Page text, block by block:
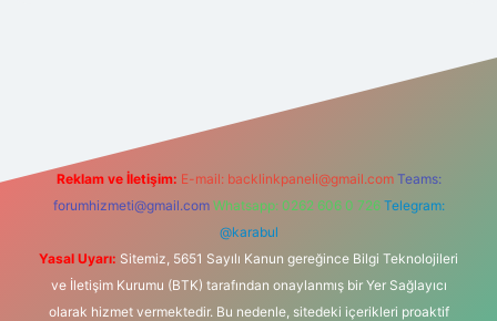
Reklam ve İletişim: E-mail: backlinkpaneli@gmail.com Teams:
forumhizmeti@gmail.com Whatsapp: 0262 606 0 726 Telegram:
@karabul
Yasal Uyarı: Sitemiz, 5651 Sayılı Kanun gereğince Bilgi Teknolojileri
ve İletişim Kurumu (BTK) tarafından onaylanmış bir Yer Sağlayıcı
olarak hizmet vermektedir. Bu nedenle, sitedeki içerikleri proaktif